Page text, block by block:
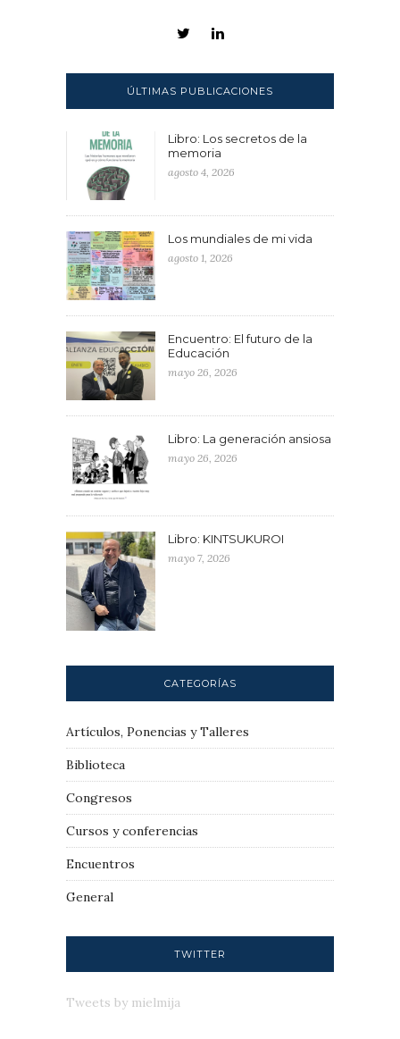
ÚLTIMAS PUBLICACIONES
Libro: Los secretos de la
memoria
agosto 4, 2026
Los mundiales de mi vida
agosto 1, 2026
Encuentro: El futuro de la
Educación
mayo 26, 2026
Libro: La generación ansiosa
mayo 26, 2026
Libro: KINTSUKUROI
mayo 7, 2026
CATEGORÍAS
Artículos, Ponencias y Talleres
Biblioteca
Congresos
Cursos y conferencias
Encuentros
General
TWITTER
Tweets by mielmija